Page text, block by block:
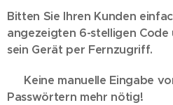
Bitten Sie Ihren Kunden
angezeigten 6-stelligen
sein Gerät per Fernzugriff.
✅ Keine manuelle Eingabe
Passwörtern mehr nötig!